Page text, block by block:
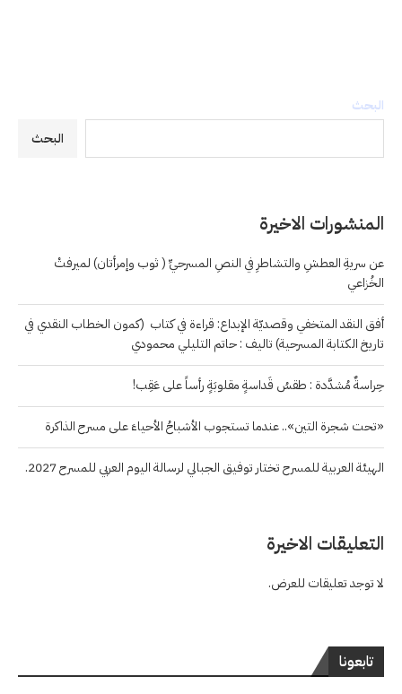
البحث
البحث
المنشورات الاخيرة
عن سريةِ العطشِ والتشاطرِ في النصِ المسرحيِّ ( ثوب وإمرأتان) لميرفتْ
الخُزاعي
أفق النقد المتخفي وقصديّة الإبداع: قراءة في كتاب (كمون الخطاب النقدي في
تاريخ الكتابة المسرحية) تاليف : حاتم التليلي محمودي
حِراسةٌ مُشدَّدة : طقسُ قَداسةٍ مقلوبَةٍ رأساً على عَقِب!
«تحت شجرة التين».. عندما تستجوب الأشباحُ الأحياءَ على مسرح الذاكرة
الهيئة العربية للمسرح تختار توفيق الجبالي لرسالة اليوم العربي للمسرح 2027.
التعليقات الاخيرة
لا توجد تعليقات للعرض.
تابعونا